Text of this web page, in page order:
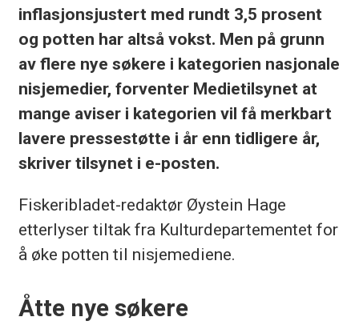
inflasjonsjustert med rundt 3,5 prosent
og potten har altså vokst. Men på grunn
av flere nye søkere i kategorien nasjonale
nisjemedier, forventer Medietilsynet at
mange aviser i kategorien vil få merkbart
lavere pressestøtte i år enn tidligere år,
skriver tilsynet i e-posten.
Fiskeribladet-redaktør Øystein Hage
etterlyser tiltak fra Kulturdepartementet for
å øke potten til nisjemediene.
Åtte nye søkere